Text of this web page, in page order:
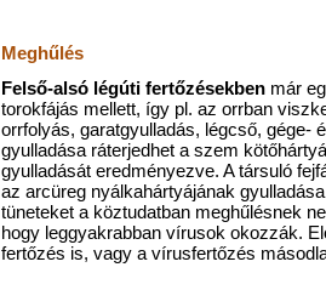
Meghűlés
Felső-alsó légúti fertőzésekben már
torokfájás mellett, így pl. az orrban
orrfolyás, garatgyulladás, légcső, gége-
gyulladása ráterjedhet a szem
gyulladását eredményezve. A társuló
az arcüreg nyálkahártyájának
tüneteket a köztudatban meghűlésnek
hogy leggyakrabban vírusok okozzák.
fertőzés is, vagy a vírusfertőzés